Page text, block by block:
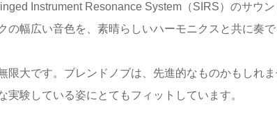
Instrument Resonance System（SIRS）のサウ
の幅広い音色を、素晴らしいハーモニクスと共に奏で
限大です。ブレンドノブは、先進的なものかもしれ
実験している姿にとてもフィットしています。